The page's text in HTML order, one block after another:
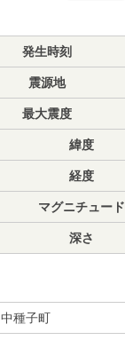
発生時刻
震源地
最大震度
緯度
経度
マグニチュード
深さ
中種子町